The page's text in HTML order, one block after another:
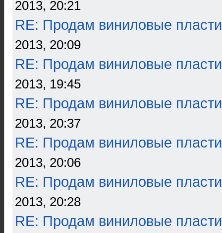
2013, 20:21
RE: Продам виниловые
2013, 20:09
RE: Продам виниловые
2013, 19:45
RE: Продам виниловые
2013, 20:37
RE: Продам виниловые
2013, 20:06
RE: Продам виниловые
2013, 20:28
RE: Продам виниловые